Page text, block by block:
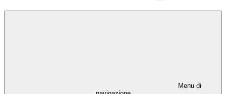
Menu di